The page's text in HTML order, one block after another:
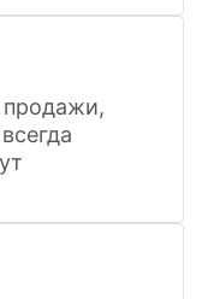
продажи,